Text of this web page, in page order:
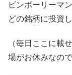
ビンボーリーマ
どの銘柄に投資
（毎日ここに載
場がお休みなの